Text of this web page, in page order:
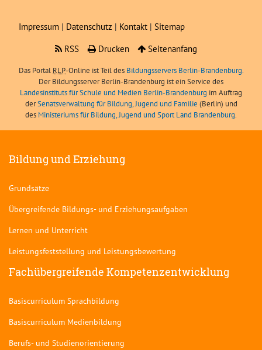
Impressum | Datenschutz | Kontakt | Sitemap
RSS
Drucken Seitenanfang
Das Portal RLP-Online ist Teil des Bildungsservers Berlin-Brandenburg.
Der Bildungsserver Berlin-Brandenburg ist ein Service des
Landesinstituts für Schule und Medien Berlin-Brandenburg im Auftrag
derSenatsverwaltung für Bildung, Jugend und Familie (Berlin) und
des Ministeriums für Bildung, Jugend und Sport Land Brandenburg.
Bildung und Erziehung
Grundsätze
Übergreifende Bildungs- und Erziehungsaufgaben
Lernen und Unterricht
Leistungsfeststellung und Leistungsbewertung
Fachübergreifende Kompetenzentwicklung
Basiscurriculum Sprachbildung
Basiscurriculum Medienbildung
Berufs- und Studienorientierung